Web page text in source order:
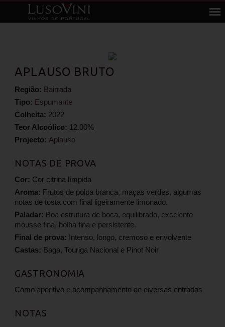
APLAUSO BRUTO
Região: Bairrada
Tipo: Espumante
Colheita: 2022
Teor Alcoólico: 12.00%
Projecto: Aplauso
NOTAS DE PROVA
Cor: Cor citrina límpida
Aroma: Frutos de polpa branca, maças verdes, algumas
notas de tosta com final ligeiramente limonado.
Paladar: Boa estrutura de boca, equilibrado, excelente
mousse fina, bolha fina e persistente.
Final de prova: Intenso, longo, cremoso e envolvente
Castas: Baga, Touriga Nacional e Pinot Noir
GASTRONOMIA
Como aperitivo e acompanhamento de diversas entradas
NOTAS